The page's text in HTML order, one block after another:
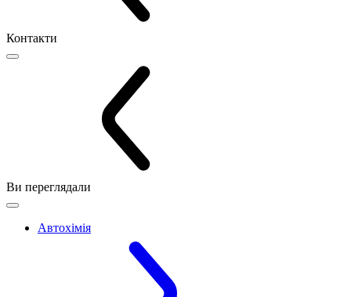
Контакти
Ви переглядали
Автохімія